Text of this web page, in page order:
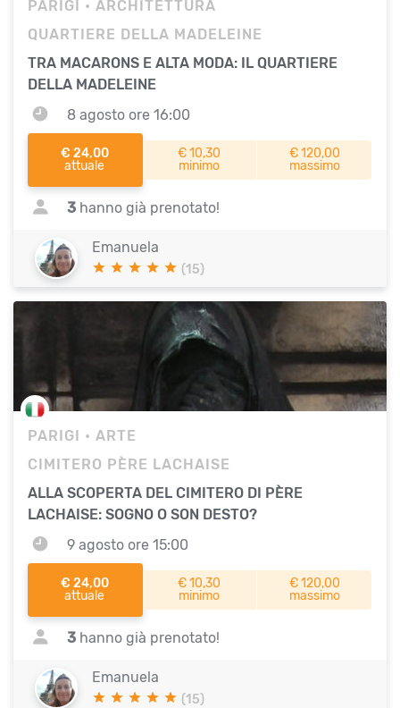
PARIGI • ARCHITETTURA
QUARTIERE DELLA MADELEINE
TRA MACARONS E ALTA MODA: IL QUARTIERE
DELLA MADELEINE
8 agosto ore 16:00
€ 24,00
attuale
€ 10,30
minimo
€ 120,00
massimo
3 hanno già prenotato!
Emanuela
(15)
PARIGI • ARTE
CIMITERO PÈRE LACHAISE
ALLA SCOPERTA DEL CIMITERO DI PÈRE
LACHAISE: SOGNO O SON DESTO?
9 agosto ore 15:00
€ 24,00
attuale
€ 10,30
minimo
€ 120,00
massimo
3 hanno già prenotato!
Emanuela
(15)